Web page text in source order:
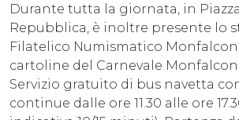
Durante tutta la giornata, in
Repubblica, è inoltre presente lo
Filatelico Numismatico
cartoline del Carnevale
Servizio gratuito di bus navetta
continue dalle ore 11.30 alle ore